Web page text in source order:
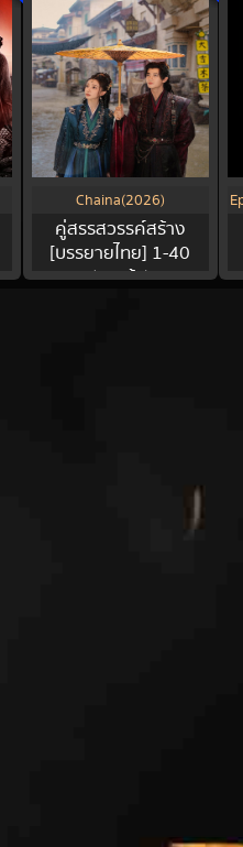
Chaina(2026)
คู่สรรสวรรค์สร้าง
[บรรยายไทย] 1-40
(จบแล้ว)